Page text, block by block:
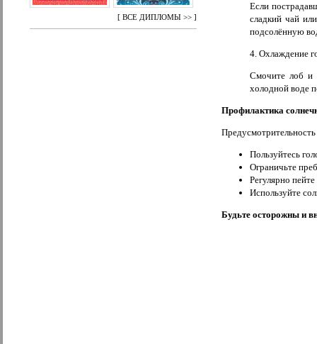
[ ВСЕ ДИПЛОМЫ >> ]
Если
сладкий чай
подсолённую
4. Охлаждение
Смочите лоб и
холодной воде
Профилактика
Пользуйтесь
Ограничьте
Регулярно
Используйте
Будьте осторожны и